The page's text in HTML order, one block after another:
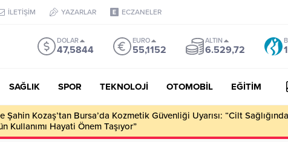
İLETİŞİM YAZARLAR ECZANELER
DOLAR
47,5844
EURO
55,1152
ALTIN
6.529,72
SAĞLIK SPOR TEKNOLOJİ OTOMOBİL EĞİTİM
Şahin Kozaş’tan Bursa’da Kozmetik Güvenliği Uyarısı: “Cilt
Kullanımı Hayati Önem Taşıyor”